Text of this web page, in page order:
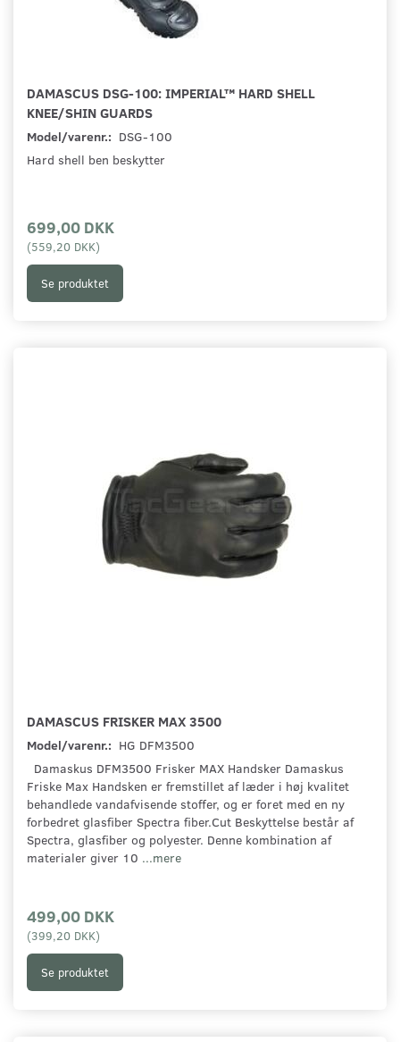
DAMASCUS DSG-100: IMPERIAL™ HARD SHELL
KNEE/SHIN GUARDS
Model/varenr.: DSG-100
Hard shell ben beskytter
699,00 DKK
(559,20 DKK)
Se produktet
DAMASCUS FRISKER MAX 3500
Model/varenr.: HG DFM3500
Damaskus DFM3500 Frisker MAX Handsker Damaskus
Friske Max Handsken er fremstillet af læder i høj kvalitet
behandlede vandafvisende stoffer, og er foret med en ny
forbedret glasfiber Spectra fiber.Cut Beskyttelse består af
Spectra, glasfiber og polyester. Denne kombination af
materialer giver 10 ...mere
499,00 DKK
(399,20 DKK)
Se produktet